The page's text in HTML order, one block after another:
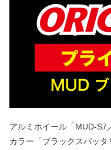
アルミホイール「MUD-S7
カラー「ブラックスパッ